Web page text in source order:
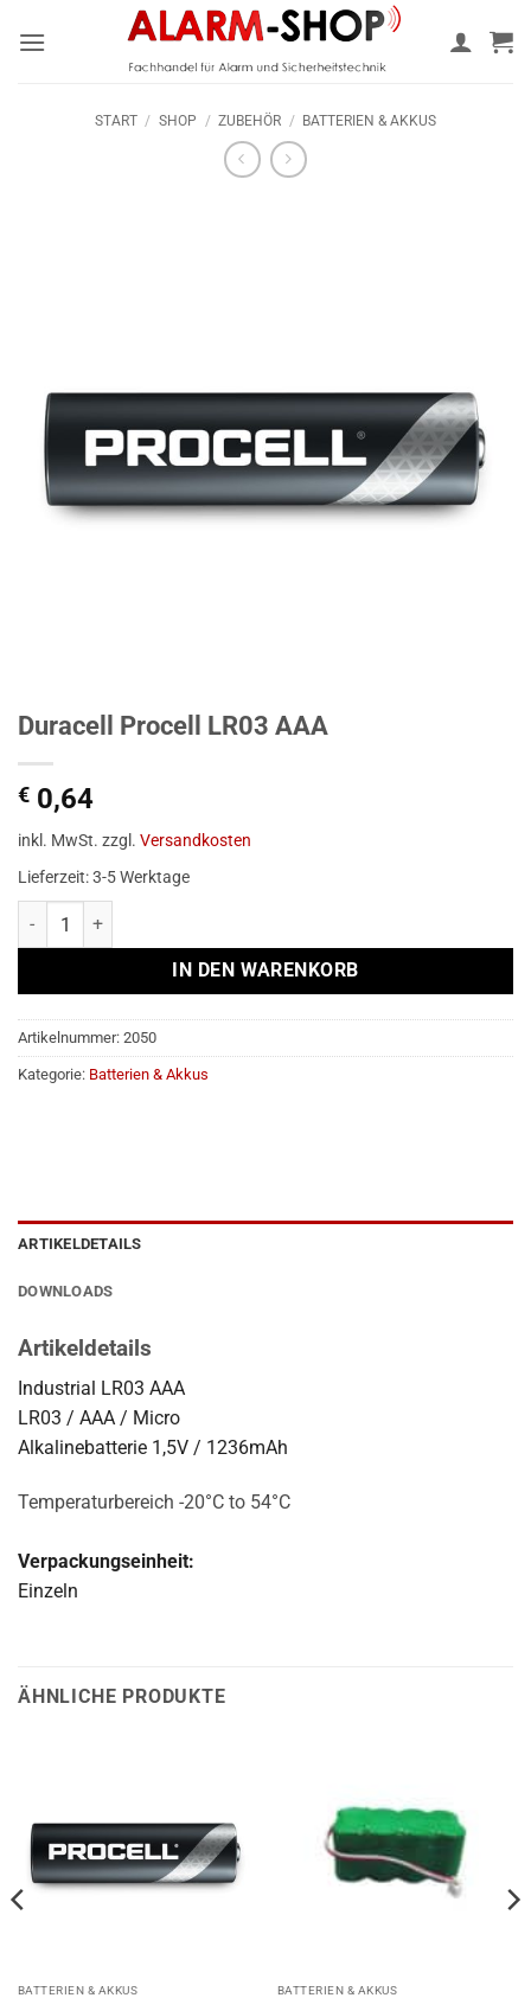
Inhalt
START / SHOP / ZUBEHÖR / BATTERIEN & AKKUS
Duracell Procell LR03 AAA
€ 0,64
inkl. MwSt. zzgl. Versandkosten
Lieferzeit:3-5 Werktage
Duracell Procell LR03 AAA Menge
IN DEN WARENKORB
Alternative:
Artikelnummer: 2050
Kategorie: Batterien & Akkus
ARTIKELDETAILS
DOWNLOADS
Artikeldetails
Industrial LR03 AAA
LR03 / AAA / Micro
Alkalinebatterie 1,5V / 1236mAh
Temperaturbereich -20°C to 54°C
Verpackungseinheit:
Einzeln
ÄHNLICHE PRODUKTE
BATTERIEN & AKKUS BATTERIEN & AKKUS